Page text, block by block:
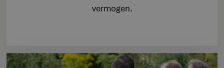
vermogen.